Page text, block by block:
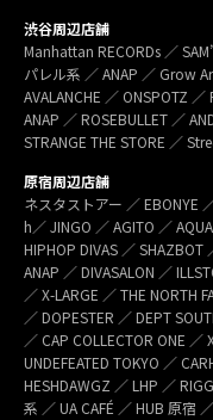
渋谷周辺店舗
Manhattan RECORDs ／
パレル系 ／ ANAP ／ Grow
AVALANCHE ／ ONSPOTZ
ANAP ／ ROSEBULLET ／
STRANGE THE STORE ／
原宿周辺店舗
ネスタストアー ／ EBONYE
h／ JINGO ／ AGITO ／
HIPHOP DIVAS ／ SHAZBOT
ANAP ／ DIVASALON ／
／ X-LARGE ／ THE NORTH
／ DOPESTER ／ DEPT
／ CAP COLLECTOR ONE ／
UNDEFEATED TOKYO ／
HESHDAWGZ ／ LHP ／
系 ／ UA CAFÉ ／ HUB 原宿